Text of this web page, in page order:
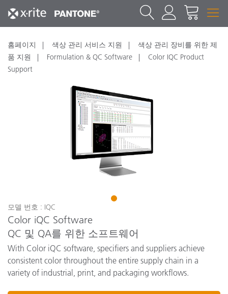
홈페이지 색상 관리 서비스 지원
색상 관리 장비를 위한 제
품 지원
Formulation & QC Software
Color IQC Product
Support
1
모델 번호 : IQC
Color iQC Software
QC 및 QA를 위한 소프트웨어
With Color iQC software, specifiers and suppliers achieve
consistent color throughout the entire supply chain in a
variety of industrial, print, and packaging workflows.